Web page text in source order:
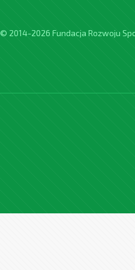
© 2014-2026 Fundacja Rozwoju